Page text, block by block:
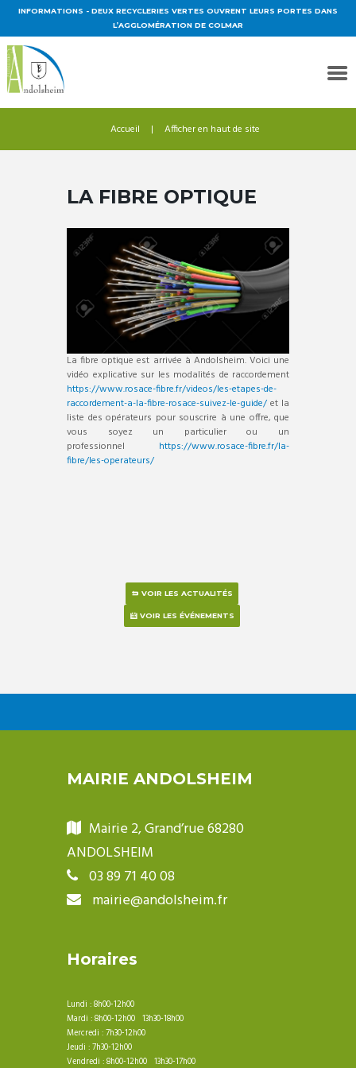
INFORMATIONS - DEUX RECYCLERIES VERTES OUVRENT LEURS PORTES DANS
L’AGGLOMÉRATION DE COLMAR
Accueil Afficher en haut de site
LA FIBRE OPTIQUE
La fibre optique est arrivée à Andolsheim. Voici une
vidéo explicative sur les modalités de raccordement
https://www.rosace-fibre.fr/videos/les-etapes-de-
raccordement-a-la-fibre-rosace-suivez-le-guide/ et la
liste des opérateurs pour souscrire à une offre, que
vous soyez un particulier ou un
professionnel https://www.rosace-fibre.fr/la-
fibre/les-operateurs/
VOIR LES ACTUALITÉS
VOIR LES ÉVÉNEMENTS
MAIRIE ANDOLSHEIM
Mairie 2, Grand’rue 68280
ANDOLSHEIM
03 89 71 40 08
mairie@andolsheim.fr
Horaires
Lundi : 8h00-12h00
Mardi : 8h00-12h00 13h30-18h00
Mercredi : 7h30-12h00
Jeudi : 7h30-12h00
Vendredi : 8h00-12h00 13h30-17h00